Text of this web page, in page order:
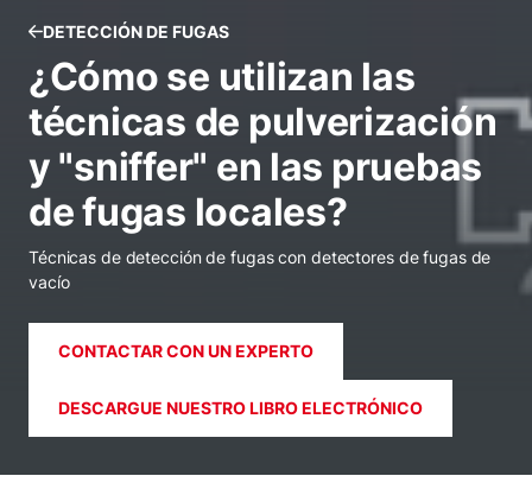
DETECCIÓN DE FUGAS
¿Cómo se utilizan las
técnicas de pulverización
y "sniffer" en las pruebas
de fugas locales?
Técnicas de detección de fugas con detectores de fugas de
vacío
CONTACTAR CON UN EXPERTO
DESCARGUE NUESTRO LIBRO ELECTRÓNICO